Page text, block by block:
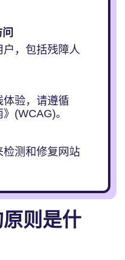
户，包括残障人
体验，请遵循
(WCAG)。
测和修复网站
则是什